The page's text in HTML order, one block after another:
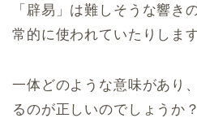
「辟易」は難しそうな響き
常的に使われていたりします
一体どのような意味があり
るのが正しいのでしょうか？